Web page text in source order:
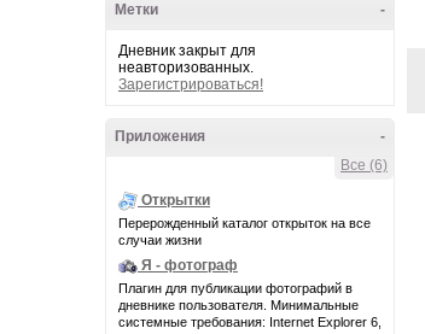
-
Метки
Дневник закрыт для
неавторизованных.
Зарегистрироваться!
-
Приложения
Все (6)
Открытки
Перерожденный каталог открыток на все
случаи жизни
Я - фотограф
Плагин для публикации фотографий в
дневнике пользователя. Минимальные
системные требования: Internet Explorer 6,